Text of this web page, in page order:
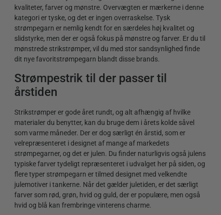
kvaliteter, farver og mønstre. Overvægten er mærkerne i denne
kategori er tyske, og det er ingen overraskelse. Tysk
strømpegarn er nemlig kendt for en særdeles høj kvalitet og
slidstyrke, men der er også fokus på mønstre og farver. Er du til
mønstrede strikstrømper, vil du med stor sandsynlighed finde
dit nye favoritstrømpegarn blandt disse brands.
Strømpestrik til der passer til
årstiden
Strikstrømper er gode året rundt, og alt afhængig af hvilke
materialer du benytter, kan du bruge dem i årets kolde såvel
som varme måneder. Der er dog særligt én årstid, som er
velrepræsenteret i designet af mange af markedets
strømpegarner, og det er julen. Du finder naturligvis også julens
typiske farver tydeligt repræsenteret i udvalget her på siden, og
flere typer strømpegarn er tilmed designet med velkendte
julemotiver i tankerne. Når det gælder juletiden, er det særligt
farver som rød, grøn, hvid og guld, der er populære, men også
hvid og blå kan frembringe vinterens charme.